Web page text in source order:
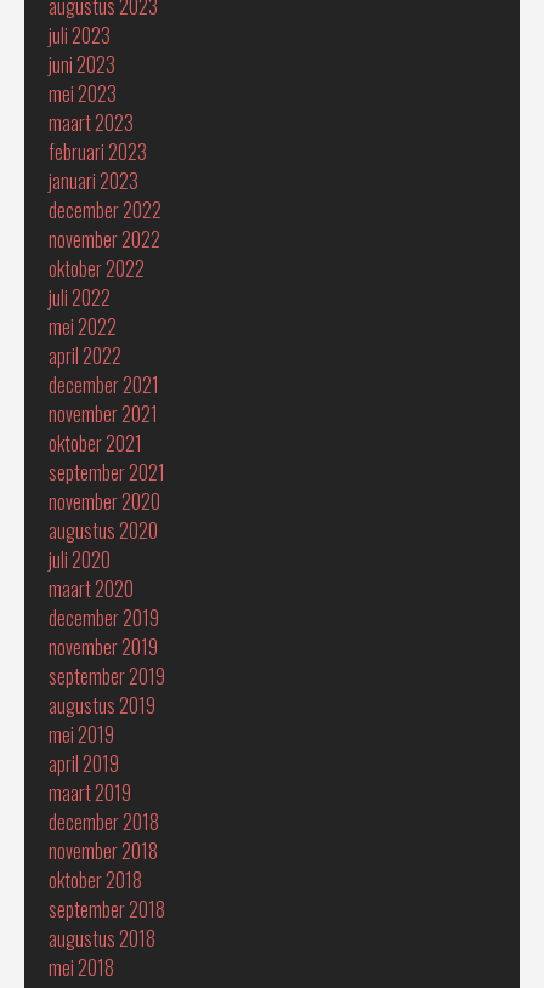
augustus 2023
juli 2023
juni 2023
mei 2023
maart 2023
februari 2023
januari 2023
december 2022
november 2022
oktober 2022
juli 2022
mei 2022
april 2022
december 2021
november 2021
oktober 2021
september 2021
november 2020
augustus 2020
juli 2020
maart 2020
december 2019
november 2019
september 2019
augustus 2019
mei 2019
april 2019
maart 2019
december 2018
november 2018
oktober 2018
september 2018
augustus 2018
mei 2018